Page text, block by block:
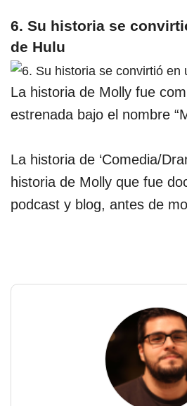
6. Su historia se
de Hulu
La historia de Molly fue
estrenada bajo el nombre
La historia de ‘Comedia/
historia de Molly que fue
podcast y blog, antes de